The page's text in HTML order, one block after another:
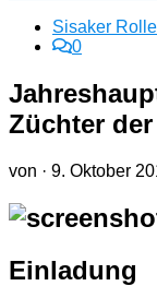
Sisaker
0
Züchter
von · 9. Oktober
Einladung